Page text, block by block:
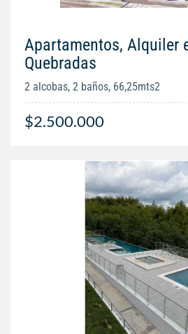
Apartamentos, Alquiler
Quebradas
2 alcobas, 2 baños, 66,25mts2
$2.500.000